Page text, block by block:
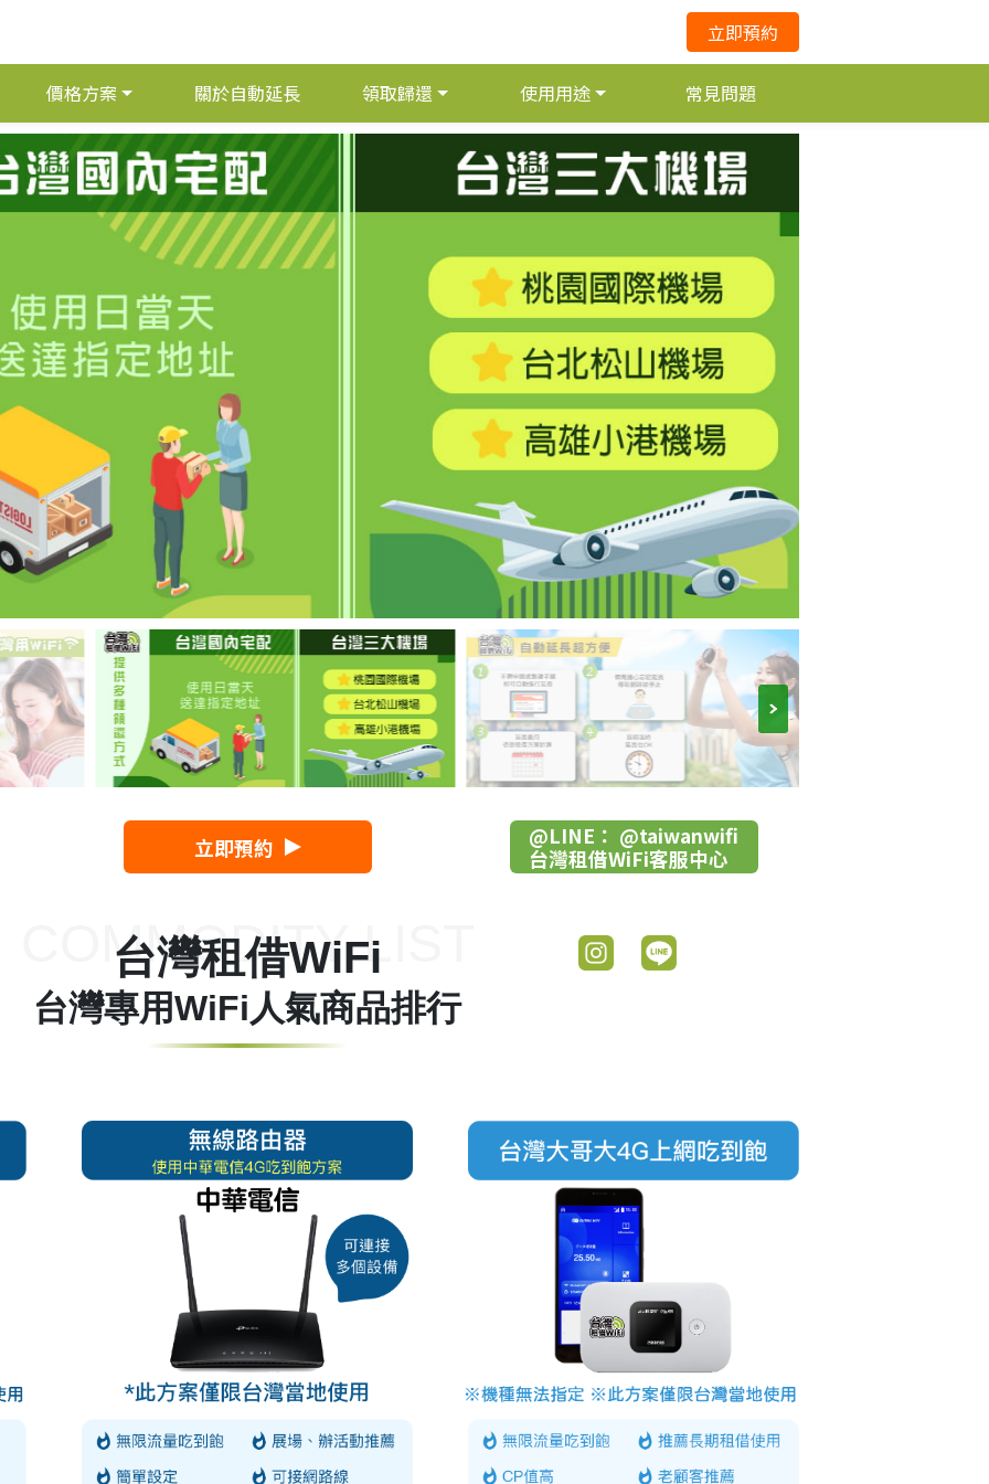
立即預約
價格方案 關於自動延長 領取歸還 使用用途 常見問題
立即預約
@LINE： @taiwanwifi
台灣租借WiFi客服中心
COMMODITY LIST
台灣租借WiFi
台灣專用WiFi人氣商品排行